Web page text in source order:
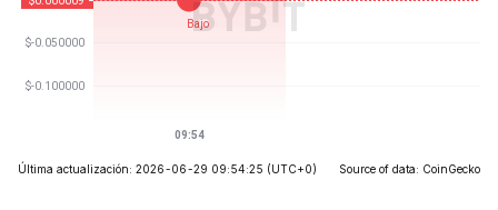
Última actualización: 2026-06-29 09:54:25 (UTC+0) Source of data: CoinGecko